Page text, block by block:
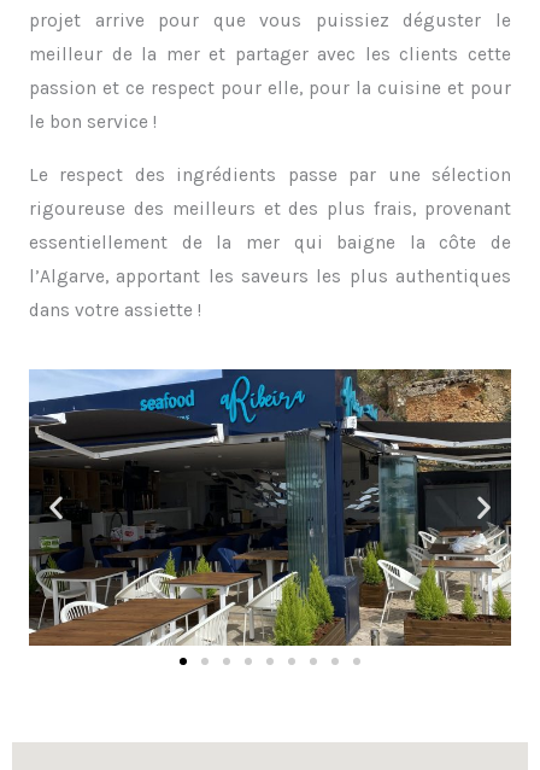
projet arrive pour que vous puissiez déguster le
meilleur de la mer et partager avec les clients cette
passion et ce respect pour elle, pour la cuisine et pour
le bon service !
Le respect des ingrédients passe par une sélection
rigoureuse des meilleurs et des plus frais, provenant
essentiellement de la mer qui baigne la côte de
l’Algarve, apportant les saveurs les plus authentiques
dans votre assiette !